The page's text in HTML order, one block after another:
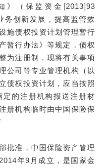
》（保监资金[2013]93
务创新发展，提高监管效
施债权投资计划管理暂行
暂行办法》等规定，债权
为注册制，现将有关事项
公司等专业管理机构（以
债权投资计划，应当按照
的注册机构报送注册材
册机构临时由中国保险保
批准，中国保险资产管理
年9月成立，是国家金